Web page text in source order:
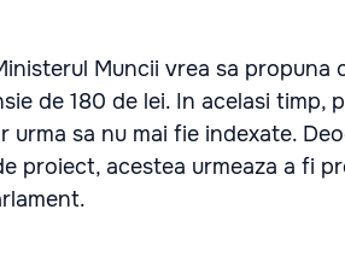
Muncii vrea sa propuna
de 180 de lei. In acelasi timp,
urma sa nu mai fie indexate.
proiect, acestea urmeaza a fi